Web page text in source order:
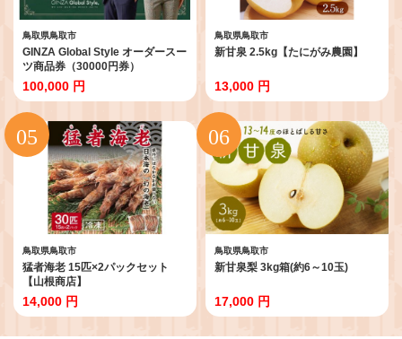
鳥取県鳥取市
GINZA Global Style オーダースー
ツ商品券（30000円券）
100,000 円
鳥取県鳥取市
新甘泉 2.5kg【たにがみ農園】
13,000 円
鳥取県鳥取市
猛者海老 15匹×2パックセット
【山根商店】
14,000 円
鳥取県鳥取市
新甘泉梨 3kg箱(約6～10玉)
17,000 円